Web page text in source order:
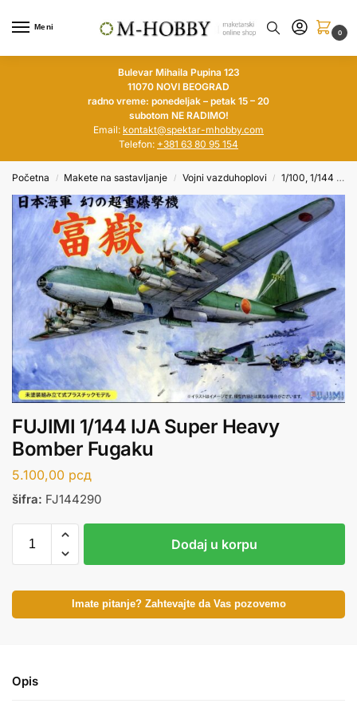
Meni
0
Bulevar Mihaila Pupina 123
11070 NOVI BEOGRAD
radno vreme: ponedeljak – petak 15 – 20
subotom NE RADIMO!
Email: kontakt@spektar-mhobby.com
Telefon: +381 63 80 95 154
Početna / Makete na sastavljanje / Vojni vazduhoplovi / 1/100, 1/144 i manji
FUJIMI 1/144 IJA Super Heavy
Bomber Fugaku
5.100,00 рсд
šifra: FJ144290
Dodaj u korpu
Imate pitanje? Zahtevajte da Vas pozovemo
Opis